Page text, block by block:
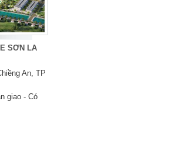
SƠN LA
An, TP
giao - Có